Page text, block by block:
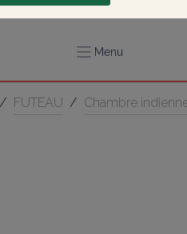
Menu
/ FUTEAU / Chambre